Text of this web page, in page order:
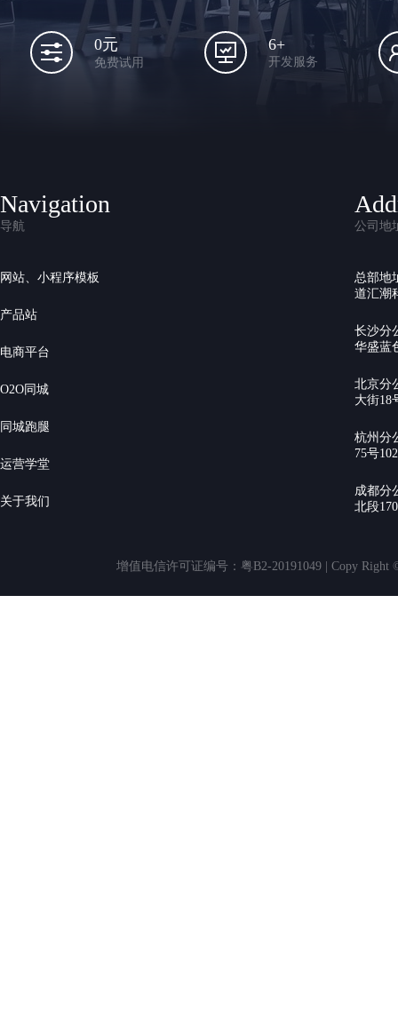
0元
免费试用
6+
开发服务
Navigation
导航
网站、小程序模板
产品站
电商平台
O2O同城
同城跑腿
运营学堂
关于我们
公司地
总部地
道汇潮
长沙分
华盛蓝
北京分
大街18
杭州分
75号
成都分
北段
增值电信许可证编号：粤B2-20191049 | Copy